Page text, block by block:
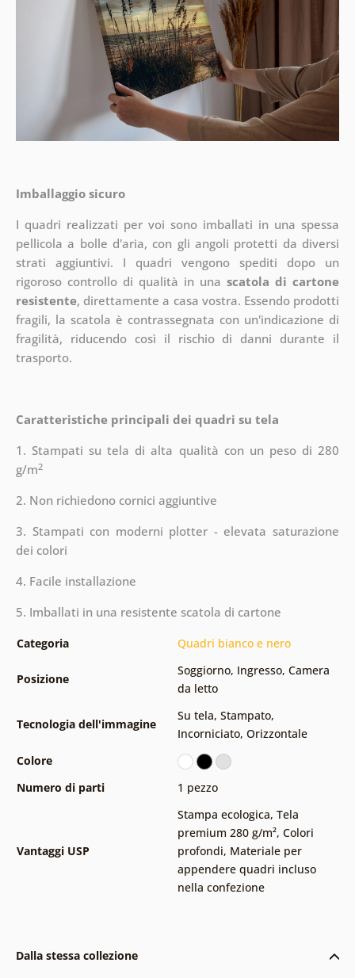
Imballaggio sicuro
I quadri realizzati per voi sono imballati in una spessa
pellicola a bolle d'aria, con gli angoli protetti da diversi
strati aggiuntivi. I quadri vengono spediti dopo un
rigoroso controllo di qualità in unascatola di cartone
resistente, direttamente a casa vostra. Essendo prodotti
fragili, la scatola è contrassegnata con un'indicazione di
fragilità, riducendo così il rischio di danni durante il
trasporto.
Caratteristiche principali dei quadri su tela
1. Stampati su tela di alta qualità con un peso di 280
g/m2
2. Non richiedono cornici aggiuntive
3. Stampati con moderni plotter - elevata saturazione
dei colori
4. Facile installazione
5. Imballati in una resistente scatola di cartone
Categoria Quadri bianco e nero
Posizione
Soggiorno, Ingresso, Camera
da letto
Tecnologia dell'immagine
Su tela, Stampato,
Incorniciato, Orizzontale
Colore
Numero di parti
1 pezzo
Vantaggi USP
Stampa ecologica, Tela
premium 280 g/m², Colori
profondi, Materiale per
appendere quadri incluso
nella confezione
Dalla stessa collezione